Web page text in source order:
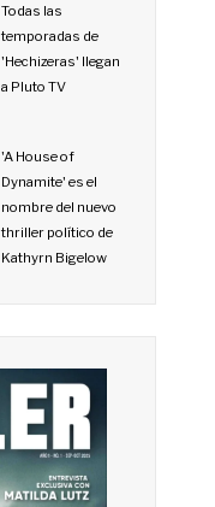
Todas las
temporadas de
'Hechizeras' llegan
a Pluto TV
'A House of
Dynamite' es el
nombre del nuevo
thriller político de
Kathyrn Bigelow